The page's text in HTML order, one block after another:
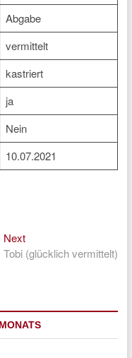
Abgabe
vermittelt
kastriert
ja
Nein
10.07.2021
NextNext
post:
Tobi (glücklich vermittelt)